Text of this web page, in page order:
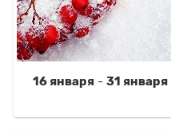
16 января- 31 января